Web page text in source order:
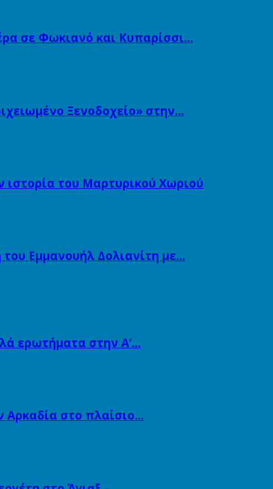
σε Φωκιανό και Κυπαρίσσι…
Ξενοδοχείο» στην…
ιστορία του Μαρτυρικού Χωριού
Εμμανουήλ Δολιανίτη με…
ερωτήματα στην Α’…
Αρκαδία στο πλαίσιο…